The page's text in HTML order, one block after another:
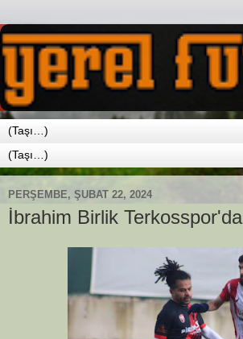
PERŞEMBE, ŞUBAT 22, 2024
İbrahim Birlik Terkosspor'da